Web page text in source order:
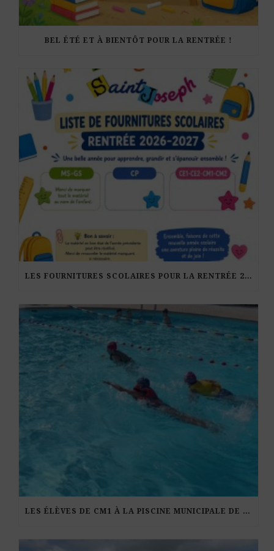
BEL ÉTÉ ET À BIENTÔT POUR LA RENTRÉE !
LES FOURNITURES SCOLAIRES POUR LA RENTRÉE 2026-27
LES ÉLÈVES DE CM1 À LA PISCINE MUNICIPALE DE KERDURAND